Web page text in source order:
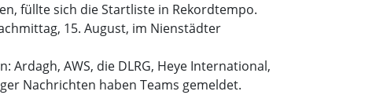
füllte sich die Startliste in Rekordtempo.
15. August, im Nienstädter
AWS, die DLRG, Heye International,
Nachrichten haben Teams gemeldet.